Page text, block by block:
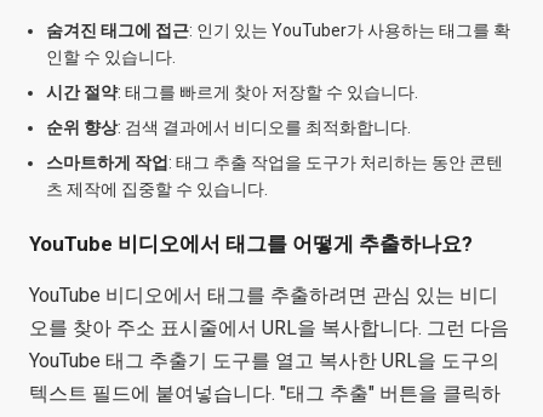
숨겨진 태그에 접근: 인기 있는 YouTuber가 사용하는 태그를 확
인할 수 있습니다.
시간 절약: 태그를 빠르게 찾아 저장할 수 있습니다.
순위 향상: 검색 결과에서 비디오를 최적화합니다.
스마트하게 작업 : 태그 추출 작업을 도구가 처리하는 동안 콘텐
츠 제작에 집중할 수 있습니다.
YouTube 비디오에서 태그를 어떻게 추출하나요?
YouTube 비디오에서 태그를 추출하려면 관심 있는 비디
오를 찾아 주소 표시줄에서 URL을 복사합니다. 그런 다음
YouTube 태그 추출기 도구를 열고 복사한 URL을 도구의
텍스트 필드에 붙여넣습니다. "태그 추출" 버튼을 클릭하